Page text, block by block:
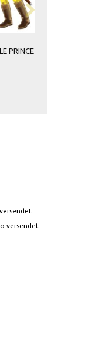
D'ANNIVERSAIRE
versendet